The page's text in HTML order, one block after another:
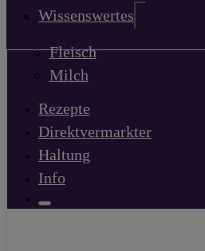
Wissenswertes
Fleisch
Milch
Rezepte
Direktvermarkter
Haltung
Info